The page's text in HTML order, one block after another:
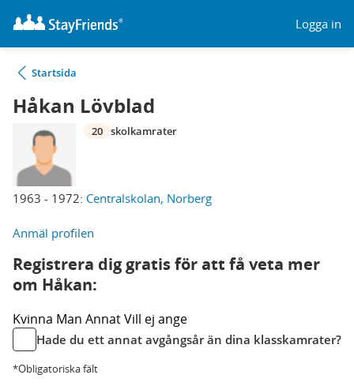
Logga in
Startsida
Håkan Lövblad
1963 - 1972: Centralskolan, Norberg
20 skolkamrater
Anmäl profilen
Registrera dig gratis för att få veta mer
om Håkan:
Kvinna Man AnnatVill ej ange
Hade du ett annat avgångsår än dina klasskamrater?
*Obligatoriska fält